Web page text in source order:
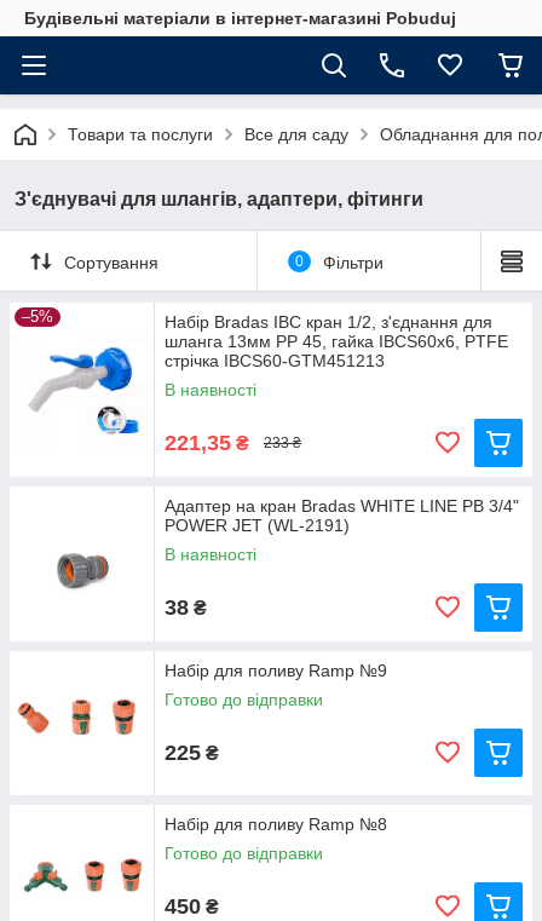
Будівельні матеріали в інтернет-магазині Pobuduj
Товари та послуги Все для саду Обладнання для
З'єднувачі для шлангів, адаптери, фітинги
Сортування 0 Фільтри
–5%
Набір Bradas IBC кран 1/2, з'єднання для
шланга 13мм PP 45, гайка IBCS60x6, PTFE
стрічка IBCS60-GTM451213
В наявності
221,35 ₴ 233 ₴
Адаптер на кран Bradas WHITE LINE РВ 3/4"
POWER JET (WL-2191)
В наявності
38 ₴
Набір для поливу Ramp №9
Готово до відправки
225 ₴
Набір для поливу Ramp №8
Готово до відправки
450 ₴